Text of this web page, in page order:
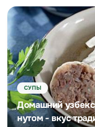
СУПЫ
Домашний
нутом - вкус